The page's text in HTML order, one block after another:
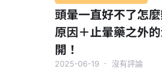
頭暈一直好不了怎
原因＋止暈藥之外
開！
2025-06-19 ．
沒有評論